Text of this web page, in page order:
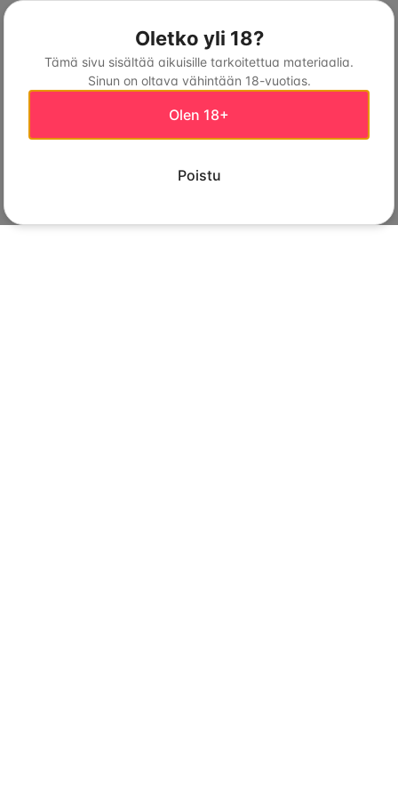
Oletko yli 18?
Tämä sivu sisältää aikuisille tarkoitettua materiaalia.
Sinun on oltava vähintään 18-vuotias.
Olen 18+
Poistu